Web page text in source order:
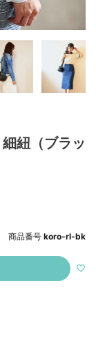
紐（ブラッ
商品番号 koro-rl-bk